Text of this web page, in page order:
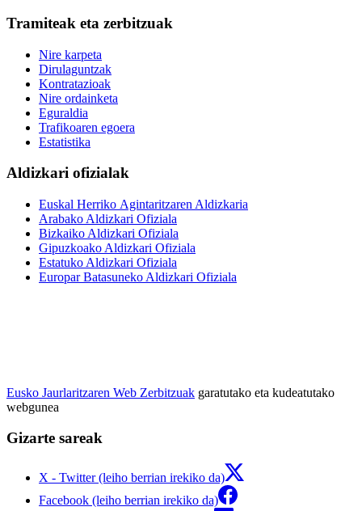
Tramiteak eta zerbitzuak
Nire karpeta
Dirulaguntzak
Kontratazioak
Nire ordainketa
Eguraldia
Trafikoaren egoera
Estatistika
Aldizkari ofizialak
Euskal Herriko Agintaritzaren Aldizkaria
Arabako Aldizkari Ofiziala
Bizkaiko Aldizkari Ofiziala
Gipuzkoako Aldizkari Ofiziala
Estatuko Aldizkari Ofiziala
Europar Batasuneko Aldizkari Ofiziala
Eusko Jaurlaritzaren Web Zerbitzuak garatutako eta kudeatutako
webgunea
Gizarte sareak
X - Twitter (leiho berrian irekiko da)
Facebook (leiho berrian irekiko da)